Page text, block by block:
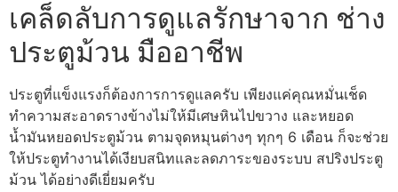
เคล็ดลับการดูแลรักษาจาก ช่าง
ประตูม้วน มืออาชีพ
ประตูที่แข็งแรงก็ต้องการการดูแลครับ เพียงแค่คุณหมั่นเช็ด
ทำความสะอาดรางข้างไม่ให้มีเศษหินไปขวาง และหยอด
น้ำมันหยอดประตูม้วน ตามจุดหมุนต่างๆ ทุกๆ 6 เดือน ก็จะช่วย
ให้ประตูทำงานได้เงียบสนิทและลดภาระของระบบ สปริงประตู
ม้วน ได้อย่างดีเยี่ยมครับ